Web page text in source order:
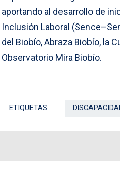
aportando al desarrollo de
Inclusión Laboral
del Biobío, Abraza Biobío, la
Observatorio Mira Biobío.
ETIQUETAS